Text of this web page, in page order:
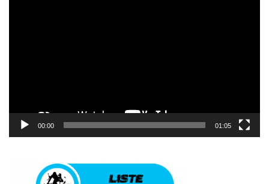
00:00 01:05